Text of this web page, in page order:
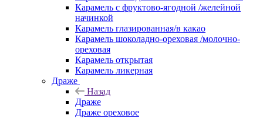
Карамель с фруктово-ягодной /желейной
начинкой
Карамель глазированная/в какао
Карамель шоколадно-ореховая /молочно-
ореховая
Карамель открытая
Карамель ликерная
Драже
Назад
Драже
Драже ореховое